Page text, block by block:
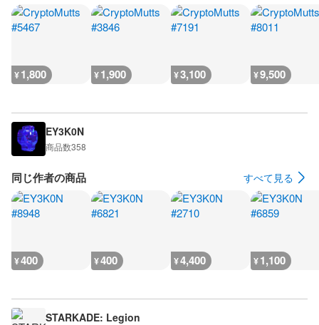
¥1,800 ¥1,900 ¥3,100 ¥9,500
EY3K0N
商品数358
同じ作者の商品 すべて見る
¥400 ¥400 ¥4,400 ¥1,100
STARKADE: Legion